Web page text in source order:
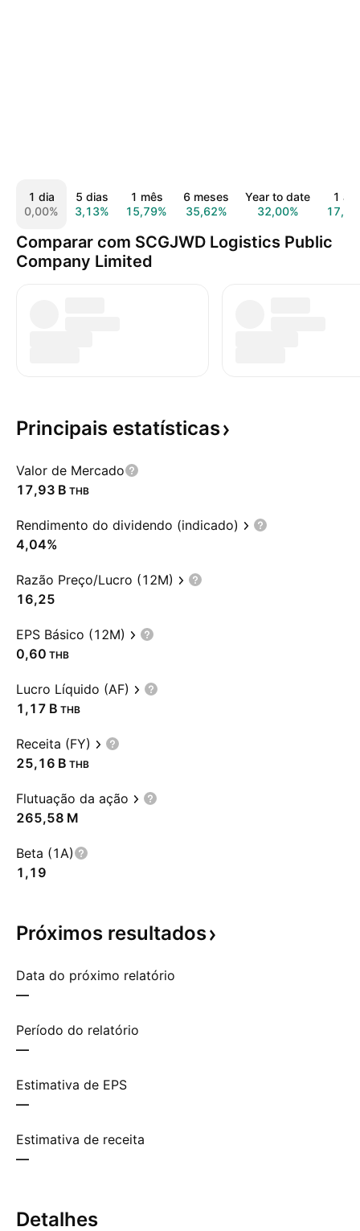
1 dia
0,00%
5 dias
3,13%
1 mês
15,79%
6 meses
35,62%
Year to date
32,00%
1
Comparar com SCGJWD Logistics Public
Company Limited
Principais estatísticas
Valor de Mercado
‪17,93 B‬ THB
Rendimento do dividendo (indicado)
4,04%
Razão Preço/Lucro (12M)
16,25
EPS Básico (12M)
0,60 THB
Lucro Líquido (AF)
‪1,17 B‬ THB
Receita (FY)
‪25,16 B‬ THB
Flutuação da ação
‪265,58 M‬
Beta (1A)
1,19
Próximos resultados
Data do próximo relatório
—
Período do relatório
—
Estimativa de EPS
—
Estimativa de receita
—
Detalhes